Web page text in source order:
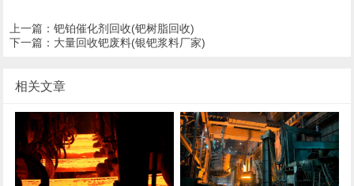
上一篇：钯铂催化剂回收(钯树脂回收)
下一篇： 大量回收钯废料(银钯浆料厂家)
相关文章